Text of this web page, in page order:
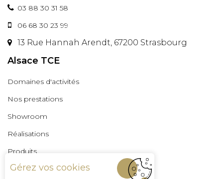
03 88 30 31 58
06 68 30 23 99
13 Rue Hannah Arendt, 67200 Strasbourg
Alsace TCE
Domaines d'activités
Nos prestations
Showroom
Réalisations
Produits
Professionnels
Gérez vos cookies